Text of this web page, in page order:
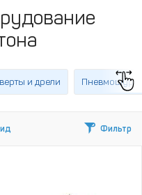
и дрели
Фильтр